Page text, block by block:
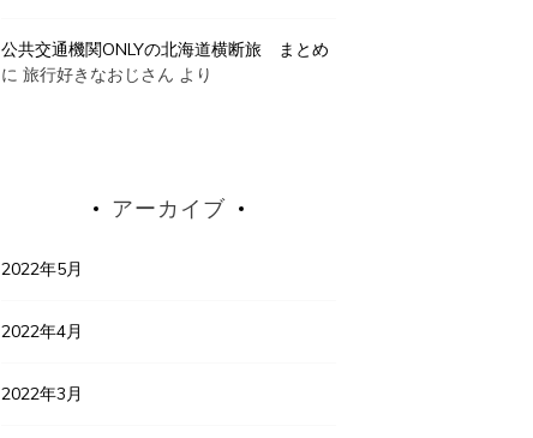
公共交通機関ONLYの北海道横断旅 まとめ
に旅行好きなおじさん より
アーカイブ
2022年5月
2022年4月
2022年3月